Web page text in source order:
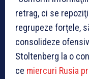
retrag, ci se
regrupeze forţele,
consolideze
Stoltenberg la o
ce miercuri Rusia